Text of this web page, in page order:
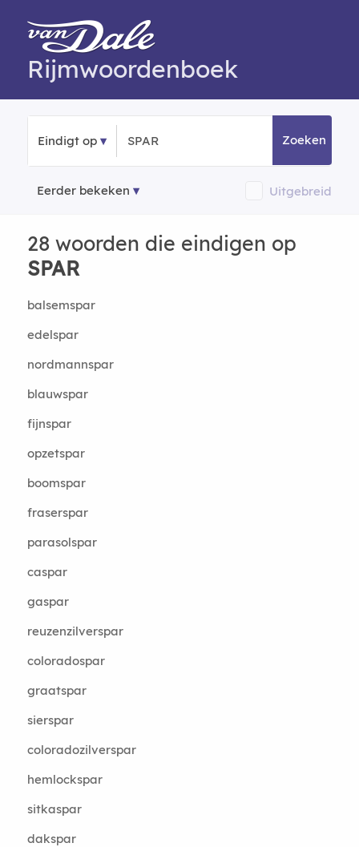
Rijmwoordenboek
Eindigt op Zoeken
Eerder bekeken Uitgebreid
28 woorden die eindigen op
SPAR
balsemspar
edelspar
nordmannspar
blauwspar
fijnspar
opzetspar
boomspar
fraserspar
parasolspar
caspar
gaspar
reuzenzilverspar
coloradospar
graatspar
sierspar
coloradozilverspar
hemlockspar
sitkaspar
dakspar